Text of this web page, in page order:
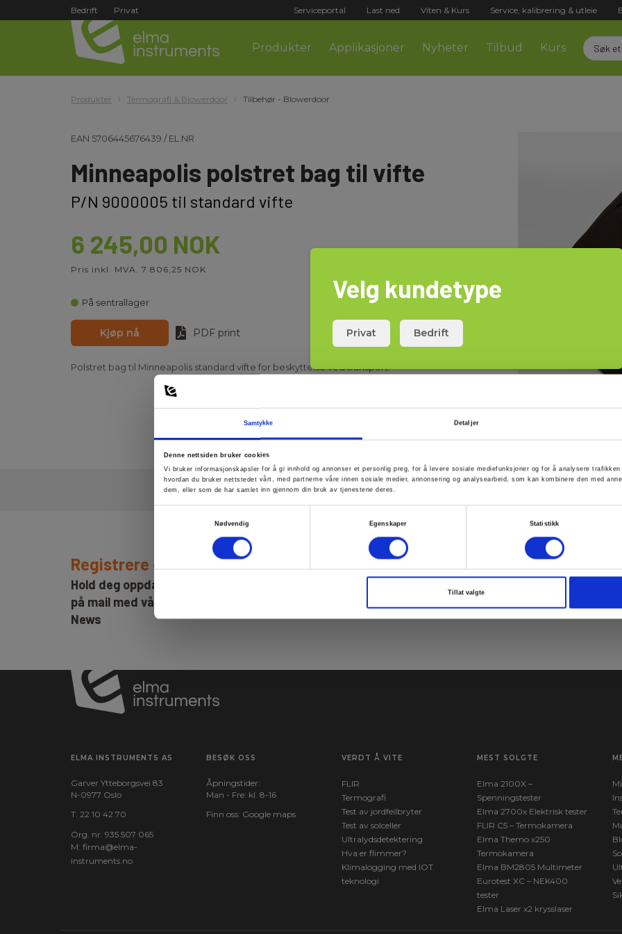
Samtykke Detaljer
Denne nettsiden bruker cookies
Vi bruker informasjonskapsler for å gi innhold og annonser et personlig preg, for å levere sosiale mediefunksjoner og for å analysere
hvordan du bruker nettstedet vårt, med partnerne våre innen sosiale medier, annonsering og analysearbeid, som kan kombinere den med
dem, eller som de har samlet inn gjennom din bruk av tjenestene deres.
Nødvendig
Egenskaper Statistikk
Tillat valgte
Bedrift Privat Serviceportal Last ned Viten & Kurs Service, kalibrering & utleie
Produkter Applikasjoner Nyheter Tilbud Kurs
Produkter Termografi & Blowerdoor Tilbehør - Blowerdoor
EAN 5706445676439 /EL.NR
Minneapolis polstret bag til vifte
P/N 9000005 til standard vifte
6 245,00 NOK
Pris inkl. MVA. 7 806,25 NOK
På sentrallager
Kjøp nå PDF print
Polstret bag til Minneapolis standard vifte for beskyttelse ved transport.
Registrere deg for nyhetsbrev!
Hold deg oppdatert og få de gode tilbudene
på mail med våre ukentlige nyhetsbrev E-
News
ELMA INSTRUMENTS AS
Garver Ytteborgsvei 83
N-0977 Oslo
T: 22 10 42 70
Org. nr. 935 507 065
M: firma@elma-
instruments.no​
BESØK OSS
Åpningstider:
Man - Fre: kl. 8-16
Finn oss: Google maps
VERDT Å VITE
FLIR
Termografi
Test av jordfeilbryter
Test av solceller
Ultralydsdetektering
Hva er flimmer?
Klimalogging med IOT
teknologi
MEST SOLGTE
Elma 2100X –
Spenningstester
Elma 2700x Elektrisk tester
FLIR C5 – Termokamera
Elma Themo x250
Termokamera
Elma BM2805 Multimeter
Eurotest XC – NEK400
tester
Elma Laser x2 krysslaser
Velg kundetype
Privat Bedrift